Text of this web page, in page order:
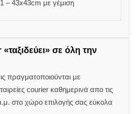
– 43x43cm με γέμιση
σε όλη την
πραγματοποιούνται με
courier καθημερινά απο τις
στο χώρο επιλογής σας εύκολα